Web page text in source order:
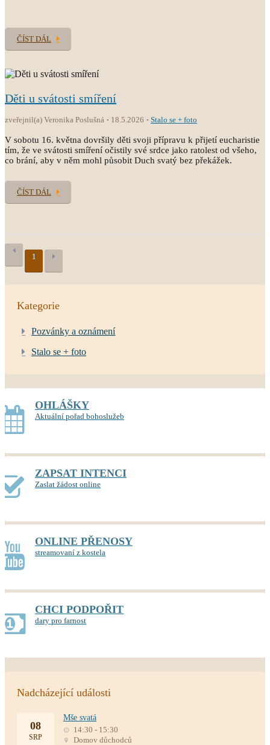
ČÍST DÁL
Děti u svátosti smíření
zveřejnil(a) Veronika Poslušná 18.5.2026 Stalo se + foto
V sobotu 16. května dovršily děti svoji přípravu k přijetí eucharistie
tím, že ve svátosti smíření očistily své srdce jako ratolest od všeho,
co brání, aby v něm mohl působit Duch svatý bez překážek.
ČÍST DÁL
1
Kategorie
Pozvánky a oznámení
Stalo se + foto
OHLÁŠKY
Aktuální pořad bohoslužeb
ZAPSAT INTENCI
Zaslat žádost online
ONLINE PŘENOSY
streamovaní z kostela
CHCI PODPOŘIT
dary pro farnost
Nadcházející události
08
SRP
Mše svatá
14:30 - 15:30
Domov důchodců